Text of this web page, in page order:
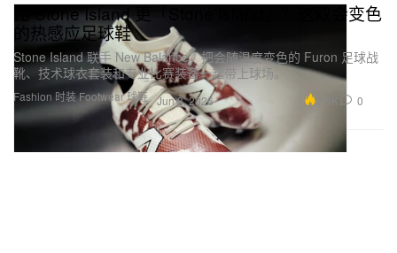
Fashion 时装Footwear 球鞋
比 Stone Island 更「Stone Island」？这双会变色
的热感应足球鞋
Stone Island 联手 New Balance，把会随温度变色的 Furon 足球战
靴、技术球衣套装和专业比赛装备一起带上球场。
Jun 3, 2026 2.5K 0